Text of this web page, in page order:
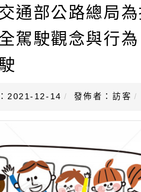
通部公路總局
駕駛觀念與行
2021-12-14 發佈者：訪客